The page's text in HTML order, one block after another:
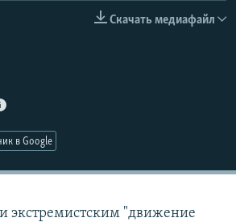
Скачать медиафайл
в Google
экстремистским "движение